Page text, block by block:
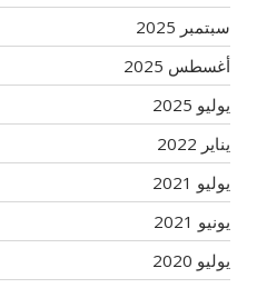
سبتمبر 2025
أغسطس 2025
يوليو 2025
يناير 2022
يوليو 2021
يونيو 2021
يوليو 2020